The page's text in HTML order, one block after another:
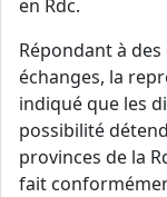
en Rdc.
Répondant à
échanges, la
indiqué que les
possibilité
provinces de la
fait